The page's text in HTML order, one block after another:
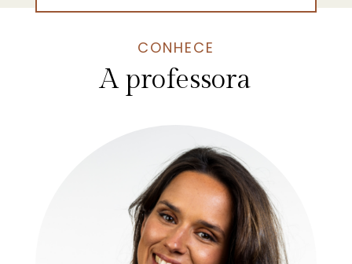
CONHECE
A professora